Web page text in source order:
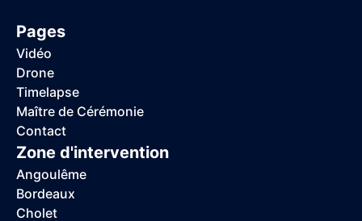
Pages
Vidéo
Drone
Timelapse
Maître de Cérémonie
Contact
Zone d'intervention
Angoulême
Bordeaux
Cholet